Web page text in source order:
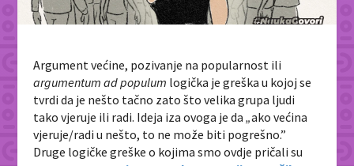
Argument većine, pozivanje na popularnost ili
argumentum ad populum logička je greška u kojoj se
tvrdi da je nešto tačno zato što velika grupa ljudi
tako vjeruje ili radi. Ideja iza ovoga je da„ako većina
vjeruje/radi u nešto, to ne može biti pogrešno.”
Druge logičke greške o kojima smo ovdje pričali su